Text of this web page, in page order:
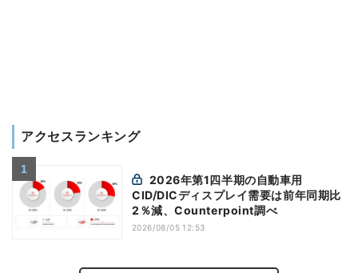
アクセスランキング
CID/DICディスプレイ需要は前年同期比
2％減、Counterpoint調べ
2026/08/05 12:53